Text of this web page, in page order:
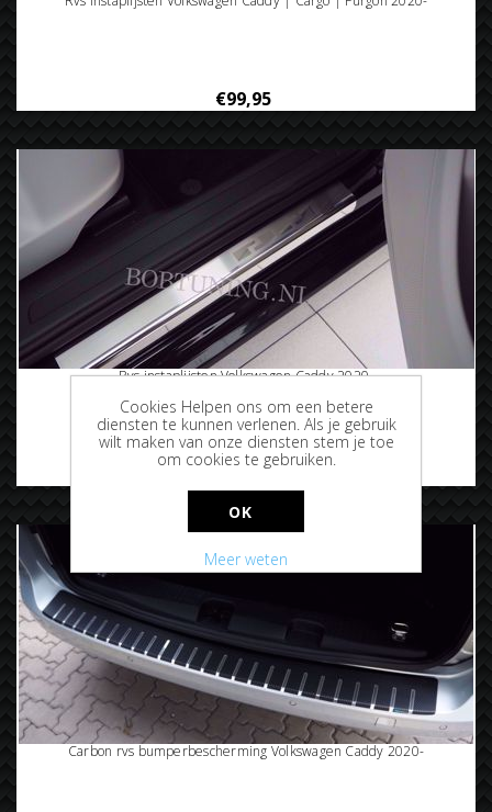
€99,95
Rvs instaplijsten Volkswagen Caddy 2020-
€77,50
Carbon rvs bumperbescherming Volkswagen Caddy 2020-
Cookies Helpen ons om een betere
diensten te kunnen verlenen. Als je gebruik
wilt maken van onze diensten stem je toe
om cookies te gebruiken.
OK
Meer weten